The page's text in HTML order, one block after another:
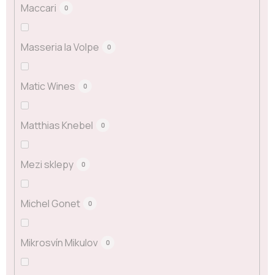
Maccari 0
Masseria la Volpe 0
Matic Wines 0
Matthias Knebel 0
Mezi sklepy 0
Michel Gonet 0
Mikrosvín Mikulov 0